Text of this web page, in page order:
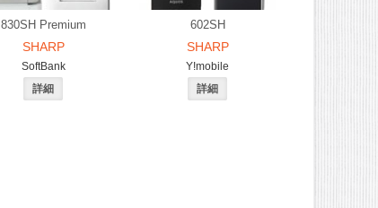
830SH Premium
SHARP
SoftBank
602SH
SHARP
Y!mobile